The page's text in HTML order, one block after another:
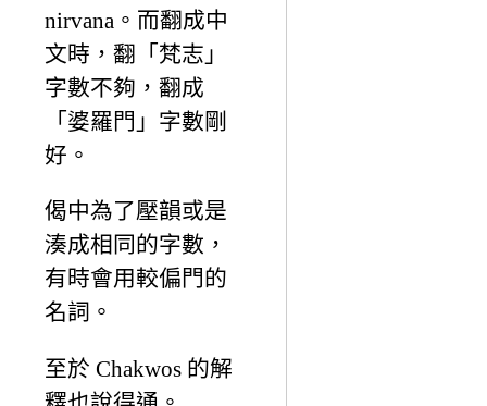
nirvana。而翻成中
文時，翻「梵志」
字數不夠，翻成
「婆羅門」字數剛
好。
偈中為了壓韻或是
湊成相同的字數，
有時會用較偏門的
名詞。
至於 Chakwos 的解